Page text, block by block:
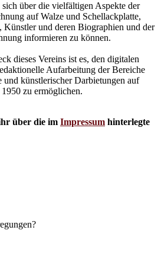
sich über die vielfältigen Aspekte der
auf Walze und Schellackplatte,
Künstler und deren Biographien und der
informieren zu können.
dieses Vereins ist es, den digitalen
Aufarbeitung der Bereiche
künstlerischer Darbietungen auf
zu ermöglichen.
über die im Impressum hinterlegte